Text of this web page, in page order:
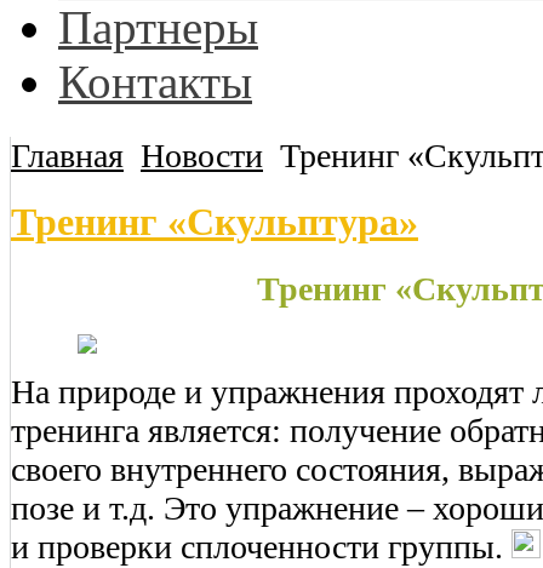
Партнеры
Контакты
Главная Новости Тренинг
Тренинг «Скульптура»
Тренинг
На природе и упражнения проходят
тренинга является: получение
своего внутреннего состояния,
позе и т.д. Это упражнение –
и проверки сплоченности группы.